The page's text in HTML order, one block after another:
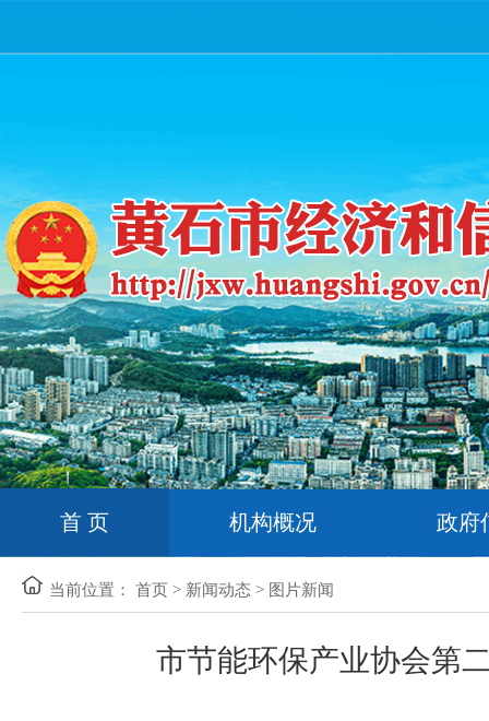
首 页 机构概况 政府
当前位置： 首页 > 新闻动态 > 图片新闻
市节能环保产业协会第